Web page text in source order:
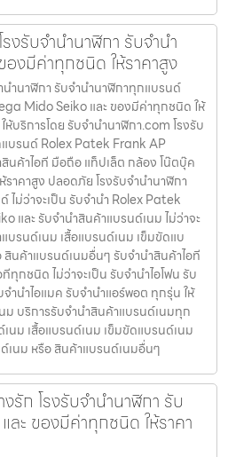
งรับจำนำนาฬิกา รับจำนำ
งมีค่าทุกชนิด ให้ราคาสูง
นำนาฬิกา รับจำนำนาฬิกาทุกแบรนด์
Mido Seiko และ ของมีค่าทุกชนิด ให้
บริการโดย รับจํานํานาฬิกา.com โรงรับ
บรนด์ Rolex Patek Frank AP
นค้าไอที มือถือ แท็ปเล็ต กล้อง โน๊ตบุ๊ค
ราคาสูง ปลอดภัย โรงรับจำนำนาฬิกา
ไม่ว่าจะเป็น รับจำนำ Rolex Patek
และ รับจำนำสินค้าแบรนด์เนม ไม่ว่าจะ
บรนด์เนม เสื้อแบรนด์เนม เข็มขัดแบ
นค้าแบรนด์เนมอื่นๆ รับจำนำสินค้าไอที
กชนิด ไม่ว่าจะเป็น รับจำนำไอโฟน รับ
ำนำไอแมค รับจำนำแอร์พอต ทุกรุ่น ให้
ม บริการรับจำนำสินค้าแบรนด์เนมทุก
เนม เสื้อแบรนด์เนม เข็มขัดแบรนด์เนม
เนม หรือ สินค้าแบรนด์เนมอื่นๆ
รัก โรงรับจำนำนาฬิกา รับ
ะ ของมีค่าทุกชนิด ให้ราคา